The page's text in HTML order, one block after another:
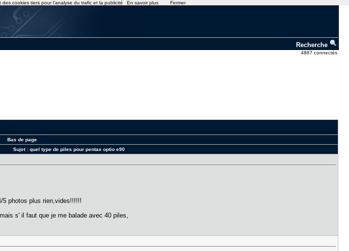
Recherche
4887 connectés
Bas de page
Sujet : quel type de piles pour pentax optio e90
5 photos plus rien,vides!!!!!!
s' il faut que je me balade avec 40 piles,
cookies tiers pour l'analyse du trafic et la publicité En savoir plus Fermer